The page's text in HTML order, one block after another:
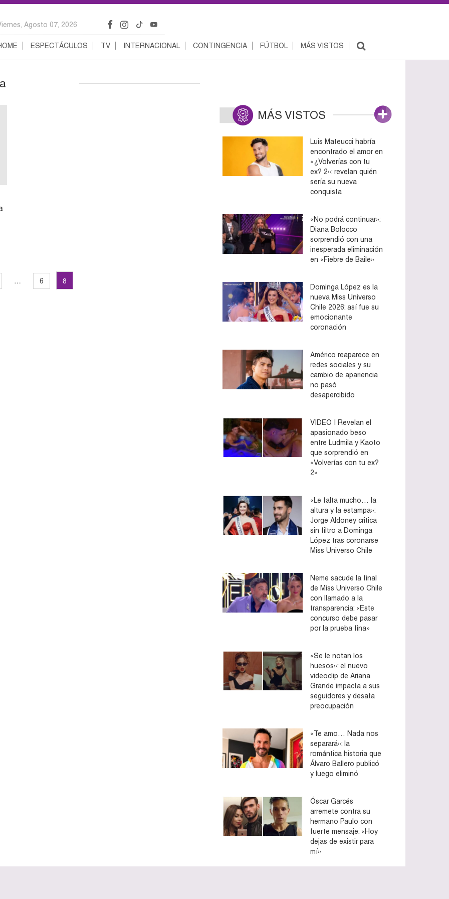
Agosto 07, 2026
ESPECTÁCULOS TV INTERNACIONAL CONTINGENCIA FÚTBOL MÁS VISTOS
… 6 8
MÁS VISTOS
Luis Mateucci habría
encontrado el amor en
«¿Volverías con tu
ex? 2»: revelan quién
sería su nueva
conquista
«No podrá continuar»:
Diana Bolocco
sorprendió con una
inesperada eliminación
en «Fiebre de Baile»
Dominga López es la
nueva Miss Universo
Chile 2026: así fue su
emocionante
coronación
Américo reaparece en
redes sociales y su
cambio de apariencia
no pasó
desapercibido
VIDEO | Revelan el
apasionado beso
entre Ludmila y Kaoto
que sorprendió en
«Volverías con tu ex?
2»
«Le falta mucho… la
altura y la estampa»:
Jorge Aldoney critica
sin filtro a Dominga
López tras coronarse
Miss Universo Chile
Neme sacude la final
de Miss Universo Chile
con llamado a la
transparencia: «Este
concurso debe pasar
por la prueba fina»
«Se le notan los
huesos»: el nuevo
videoclip de Ariana
Grande impacta a sus
seguidores y desata
preocupación
«Te amo… Nada nos
separará»: la
romántica historia que
Álvaro Ballero publicó
y luego eliminó
Óscar Garcés
arremete contra su
hermano Paulo con
fuerte mensaje: «Hoy
dejas de existir para
mí»